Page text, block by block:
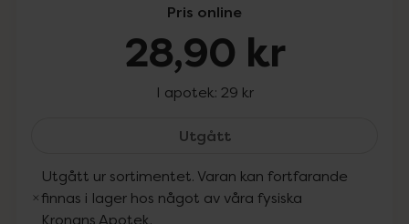
Pris online
28,90 kr
I apotek: 29 kr
UtgåttLuna Bambini Aqua
Utgått ur sortimentet. Varan kan fortfarande
finnas i lager hos något av våra fysiska
Kronans Apotek.